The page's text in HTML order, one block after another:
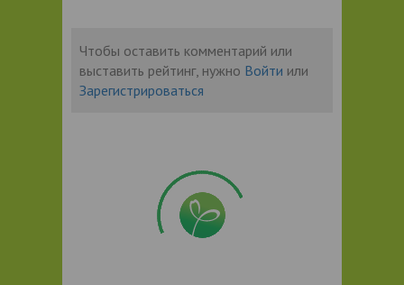
Чтобы оставить комментарий или
выставить рейтинг, нужно Войти или
Зарегистрироваться